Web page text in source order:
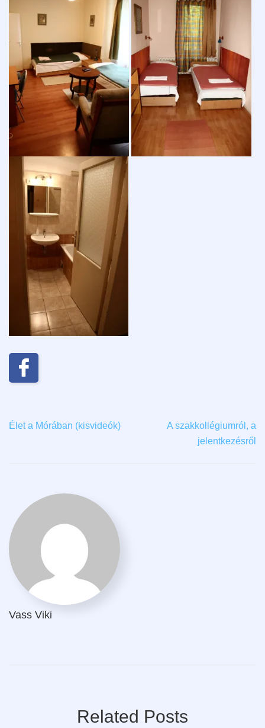
Élet a Mórában (kisvideók)
A szakkollégiumról, a
jelentkezésről
Vass Viki
Related Posts